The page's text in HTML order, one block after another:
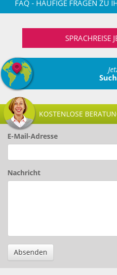
FAQ - HÄUFIGE FRAGEN ZU
SPRACHREISE
KOSTENLOSE
E-Mail-Adresse
Nachricht
Absenden